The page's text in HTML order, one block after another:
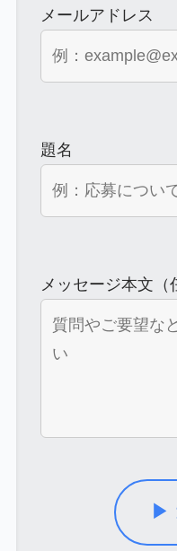
メールアドレス
題名
メッセージ本文（